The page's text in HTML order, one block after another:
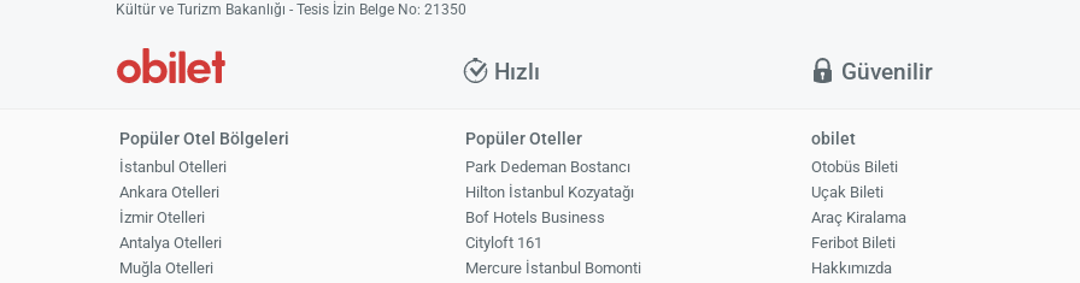
Kültür ve Turizm Bakanlığı - Tesis İzin Belge No: 21350
Hızlı Güvenilir
Popüler Otel Bölgeleri
İstanbul Otelleri
Ankara Otelleri
İzmir Otelleri
Antalya Otelleri
Muğla Otelleri
Popüler Oteller
Park Dedeman Bostancı
Hilton İstanbul Kozyatağı
Bof Hotels Business
Cityloft 161
Mercure İstanbul Bomonti
obilet
Otobüs Bileti
Uçak Bileti
Araç Kiralama
Feribot Bileti
Hakkımızda